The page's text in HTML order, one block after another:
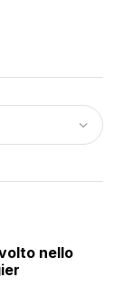
nello